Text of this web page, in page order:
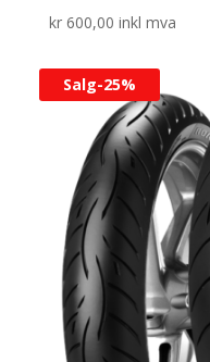
kr600,00 inkl mva
Salg-25%